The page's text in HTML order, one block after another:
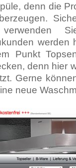
denn die
werden
Punkt
denn hier
Gerne
neue